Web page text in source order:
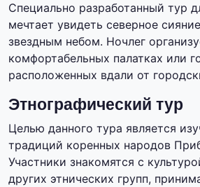
Специально разработанный тур
мечтает увидеть северное
звездным небом. Ночлег
комфортабельных палатках или
расположенных вдали от
Этнографический тур
Целью данного тура является
традиций коренных народов
Участники знакомятся с
других этнических групп,